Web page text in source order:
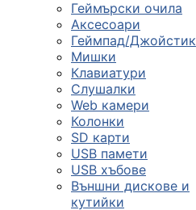
Геймърски очила
Аксесоари
Геймпад/Джойстик
Мишки
Клавиатури
Слушалки
Web камери
Колонки
SD карти
USB памети
USB хъбове
Външни дискове и
кутийки